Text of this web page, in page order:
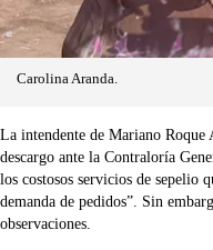
Carolina Aranda.
La intendente de Mariano
descargo ante la Contraloría
los costosos servicios de sepelio
demanda de pedidos”. Sin
observaciones.